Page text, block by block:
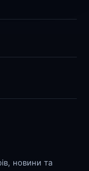
новини та